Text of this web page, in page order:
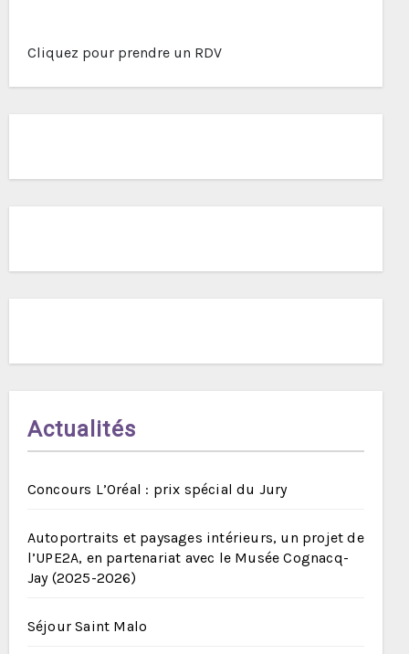
Cliquez pour prendre un RDV
Actualités
Concours L’Oréal : prix spécial du Jury
Autoportraits et paysages intérieurs, un projet de
l’UPE2A, en partenariat avec le Musée Cognacq-
Jay (2025-2026)
Séjour Saint Malo